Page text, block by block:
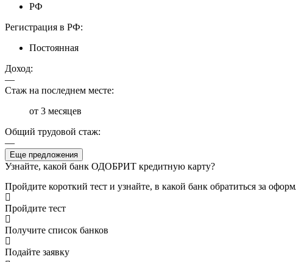
РФ
Регистрация в РФ:
Постоянная
Доход:
—
Стаж на последнем месте:
от 3 месяцев
Общий трудовой стаж:
—
Еще предложения
Узнайте, какой банк ОДОБРИТ кредитную карту?
Пройдите короткий тест и узнайте, в какой банк обратиться за
Пройдите тест
Получите список банков
Подайте заявку